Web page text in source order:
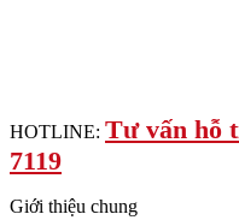
HOTLINE: Tư vấn hỗ
7119
Giới thiệu chung